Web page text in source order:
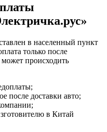
в населенный пункт
только после
происходить
после доставки авто;
в Китай